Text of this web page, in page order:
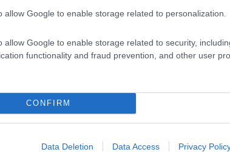
allow Google to enable storage related to personalization.
allow Google to enable storage related to security,
functionality and fraud prevention, and other user
CONFIRM
Data Deletion Data Access Privacy